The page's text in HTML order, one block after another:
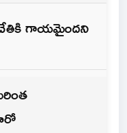
గాయమైందని